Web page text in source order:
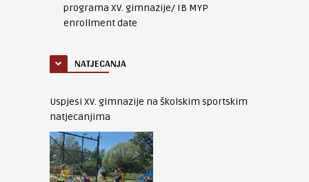
programa XV. gimnazije/ IB MYP
enrollment date
NATJECANJA
Uspjesi XV. gimnazije na školskim sportskim
natjecanjima